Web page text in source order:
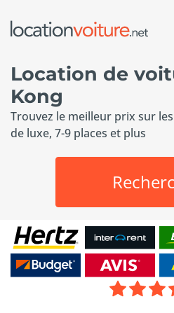
Location de
Kong
Trouvez le meilleur prix sur
de luxe, 7-9 places et plus